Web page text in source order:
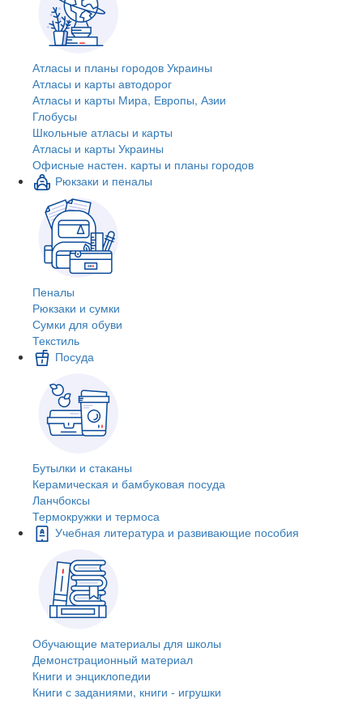
Атласы и планы городов Украины
Атласы и карты автодорог
Атласы и карты Мира, Европы, Азии
Глобусы
Школьные атласы и карты
Атласы и карты Украины
Офисные настен. карты и планы городов
Рюкзаки и пеналы
Пеналы
Рюкзаки и сумки
Сумки для обуви
Текстиль
Посуда
Бутылки и стаканы
Керамическая и бамбуковая посуда
Ланчбоксы
Термокружки и термоса
Учебная литература и развивающие пособия
Обучающие материалы для школы
Демонстрационный материал
Книги и энциклопедии
Книги с заданиями, книги - игрушки